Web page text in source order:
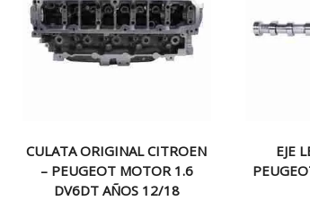
CULATA ORIGINAL CITROEN
– PEUGEOT MOTOR 1.6
DV6DT AÑOS 12/18
EJE